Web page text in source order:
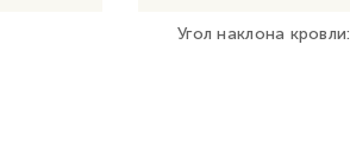
Угол наклона кровли: